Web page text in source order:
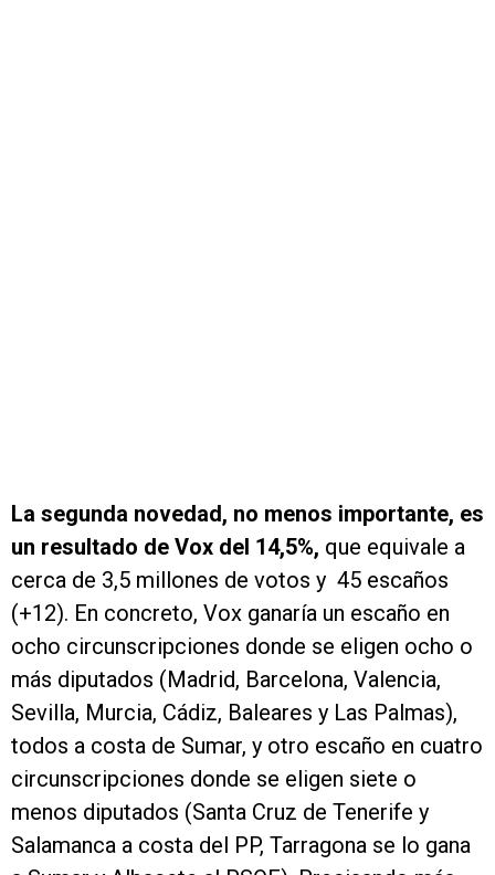
La segunda novedad, no menos importante, es
un resultado de Vox del 14,5%, que equivale a
cerca de 3,5 millones de votos y 45 escaños
(+12). En concreto, Vox ganaría un escaño en
ocho circunscripciones donde se eligen ocho o
más diputados (Madrid, Barcelona, Valencia,
Sevilla, Murcia, Cádiz, Baleares y Las Palmas),
todos a costa de Sumar, y otro escaño en cuatro
circunscripciones donde se eligen siete o
menos diputados (Santa Cruz de Tenerife y
Salamanca a costa del PP, Tarragona se lo gana